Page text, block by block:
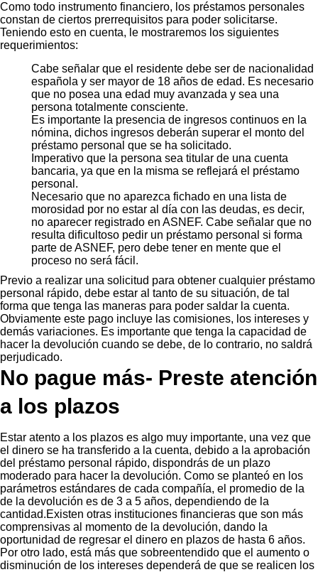
Como todo instrumento financiero, los préstamos personales
constan de ciertos prerrequisitos para poder solicitarse.
Teniendo esto en cuenta, le mostraremos los siguientes
requerimientos:
Cabe señalar que el residente debe ser de nacionalidad
española y ser mayor de 18 años de edad. Es necesario
que no posea una edad muy avanzada y sea una
persona totalmente consciente.
Es importante la presencia de ingresos continuos en la
nómina, dichos ingresos deberán superar el monto del
préstamo personal que se ha solicitado.
Imperativo que la persona sea titular de una cuenta
bancaria, ya que en la misma se reflejará el préstamo
personal.
Necesario que no aparezca fichado en una lista de
morosidad por no estar al día con las deudas, es decir,
no aparecer registrado en ASNEF. Cabe señalar que no
resulta dificultoso pedir un préstamo personal si forma
parte de ASNEF, pero debe tener en mente que el
proceso no será fácil.
Previo a realizar una solicitud para obtener cualquier préstamo
personal rápido, debe estar al tanto de su situación, de tal
forma que tenga las maneras para poder saldar la cuenta.
Obviamente este pago incluye las comisiones, los intereses y
demás variaciones. Es importante que tenga la capacidad de
hacer la devolución cuando se debe, de lo contrario, no saldrá
perjudicado.
No pague más- Preste atención
a los plazos
Estar atento a los plazos es algo muy importante, una vez que
el dinero se ha transferido a la cuenta, debido a la aprobación
del préstamo personal rápido, dispondrás de un plazo
moderado para hacer la devolución. Como se planteó en los
parámetros estándares de cada compañía, el promedio de la
de la devolución es de 3 a 5 años, dependiendo de la
cantidad.Existen otras instituciones financieras que son más
comprensivas al momento de la devolución, dando la
oportunidad de regresar el dinero en plazos de hasta 6 años.
Por otro lado, está más que sobreentendido que el aumento o
disminución de los intereses dependerá de que se realicen los